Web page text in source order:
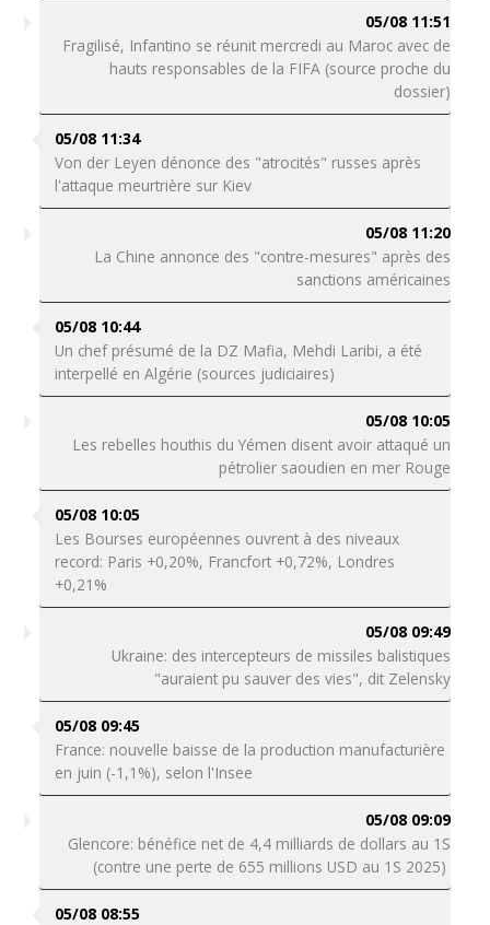
05/08 11:51
Fragilisé, Infantino se réunit mercredi au Maroc avec de
hauts responsables de la FIFA (source proche du
dossier)
05/08 11:34
Von der Leyen dénonce des "atrocités" russes après
l'attaque meurtrière sur Kiev
05/08 11:20
La Chine annonce des "contre-mesures" après des
sanctions américaines
05/08 10:44
Un chef présumé de la DZ Mafia, Mehdi Laribi, a été
interpellé en Algérie (sources judiciaires)
05/08 10:05
Les rebelles houthis du Yémen disent avoir attaqué un
pétrolier saoudien en mer Rouge
05/08 10:05
Les Bourses européennes ouvrent à des niveaux
record: Paris +0,20%, Francfort +0,72%, Londres
+0,21%
05/08 09:49
Ukraine: des intercepteurs de missiles balistiques
"auraient pu sauver des vies", dit Zelensky
05/08 09:45
France: nouvelle baisse de la production manufacturière
en juin (-1,1%), selon l'Insee
05/08 09:09
Glencore: bénéfice net de 4,4 milliards de dollars au 1S
(contre une perte de 655 millions USD au 1S 2025)
05/08 08:55